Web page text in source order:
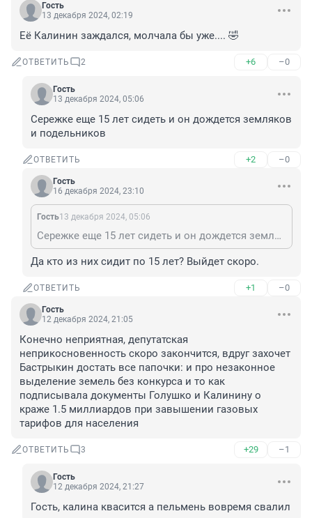
Гость
13 декабря 2024, 02:19
Её Калинин заждался, молчала бы уже.... 🤣
ОТВЕТИТЬ 2 +6 –0
Гость
13 декабря 2024, 05:06
Сережке еще 15 лет сидеть и он дождется земляков
и подельников
ОТВЕТИТЬ +2 –0
Гость
16 декабря 2024, 23:10
Гость13 декабря 2024, 05:06
Сережке еще 15 лет сидеть и он дождется земляков и подельников
Да кто из них сидит по 15 лет? Выйдет скоро.
ОТВЕТИТЬ +1 –0
Гость
12 декабря 2024, 21:05
Конечно неприятная, депутатская
неприкосновенность скоро закончится, вдруг захочет
Бастрыкин достать все папочки: и про незаконное
выделение земель без конкурса и то как
подписывала документы Голушко и Калинину о
краже 1.5 миллиардов при завышении газовых
тарифов для населения
ОТВЕТИТЬ 3 +29 –1
Гость
12 декабря 2024, 21:27
Гость, калина квасится а пельмень вовремя свалил